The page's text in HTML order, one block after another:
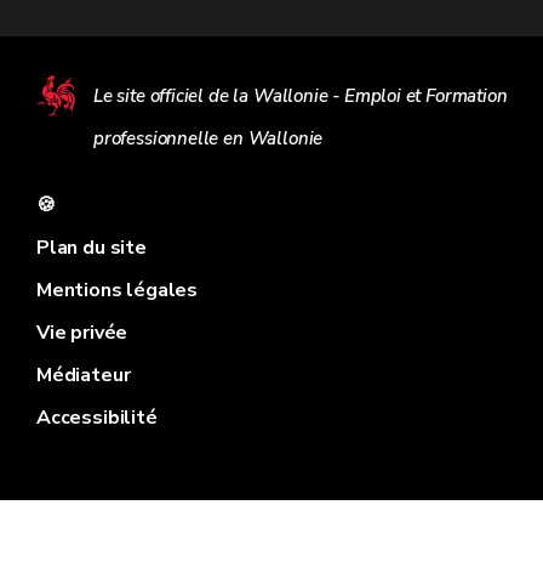
Le site officiel de la Wallonie - Emploi et Formation
professionnelle en Wallonie
🍪
Plan du site
Mentions légales
Vie privée
Médiateur
Accessibilité